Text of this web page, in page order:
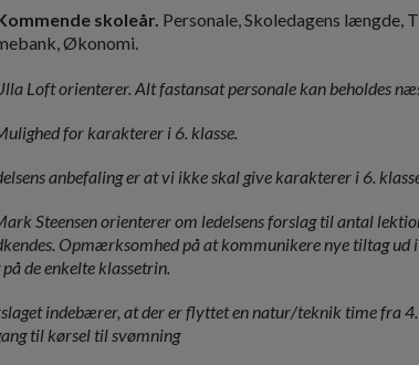
skoleår. Personale,Skoledagens længde,
,Økonomi.
Loft orienterer. Alt fastansat personale kan beholdes
for karakterer i 6. klasse.
anbefaling er at vi ikke skal give karakterer i 6.
Steensen orienterer om ledelsens forslag til antal
Opmærksomhed på at kommunikere nye tiltag
de enkelte klassetrin.
indebærer, at der er flyttet en natur/teknik time fra
til kørsel til svømning